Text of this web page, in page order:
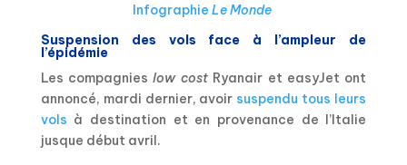
Infographie Le Monde
Suspension des vols face à l’ampleur de
l’épidémie
Les compagnieslow costRyanair et easyJet ont
annoncé, mardi dernier, avoir suspendu tous leurs
vols à destination et en provenance de l’Italie
jusque début avril.